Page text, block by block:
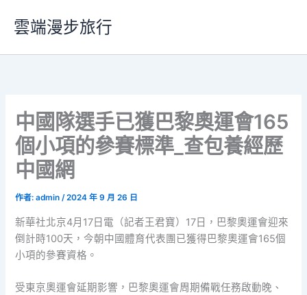
要
雲端漫步旅行
中國隊選手已獲巴黎奧運會165
個小項的參賽標準_查包養經歷
中國網
作者:admin/2024 年 9 月 26 日
新華社北京4月17日電（記者王君寶）17日，巴黎奧運會迎來
倒計時100天，今朝中國體育代表團已獲得巴黎奧運會165個
小項的參賽資格。
受東京奧運會延期影響，巴黎奧運會周期備戰任務啟動晚、